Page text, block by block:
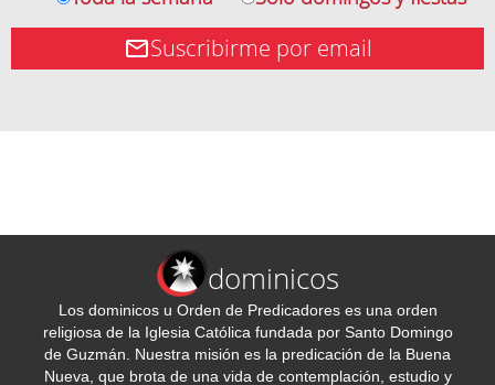
Suscribirme por email
dominicos
Los dominicos u Orden de Predicadores es una orden
religiosa de la Iglesia Católica fundada por Santo Domingo
de Guzmán. Nuestra misión es la predicación de la Buena
Nueva, que brota de una vida de contemplación, estudio y